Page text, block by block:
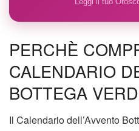
PERCHÈ
CALENDARIO
BOTTEGA
Il Calendario dell’Avvento